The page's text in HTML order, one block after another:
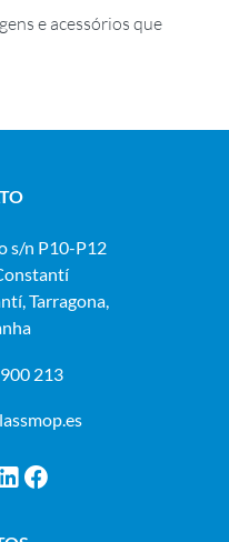
e acessórios que
s/n P10-P12
Tarragona,
213